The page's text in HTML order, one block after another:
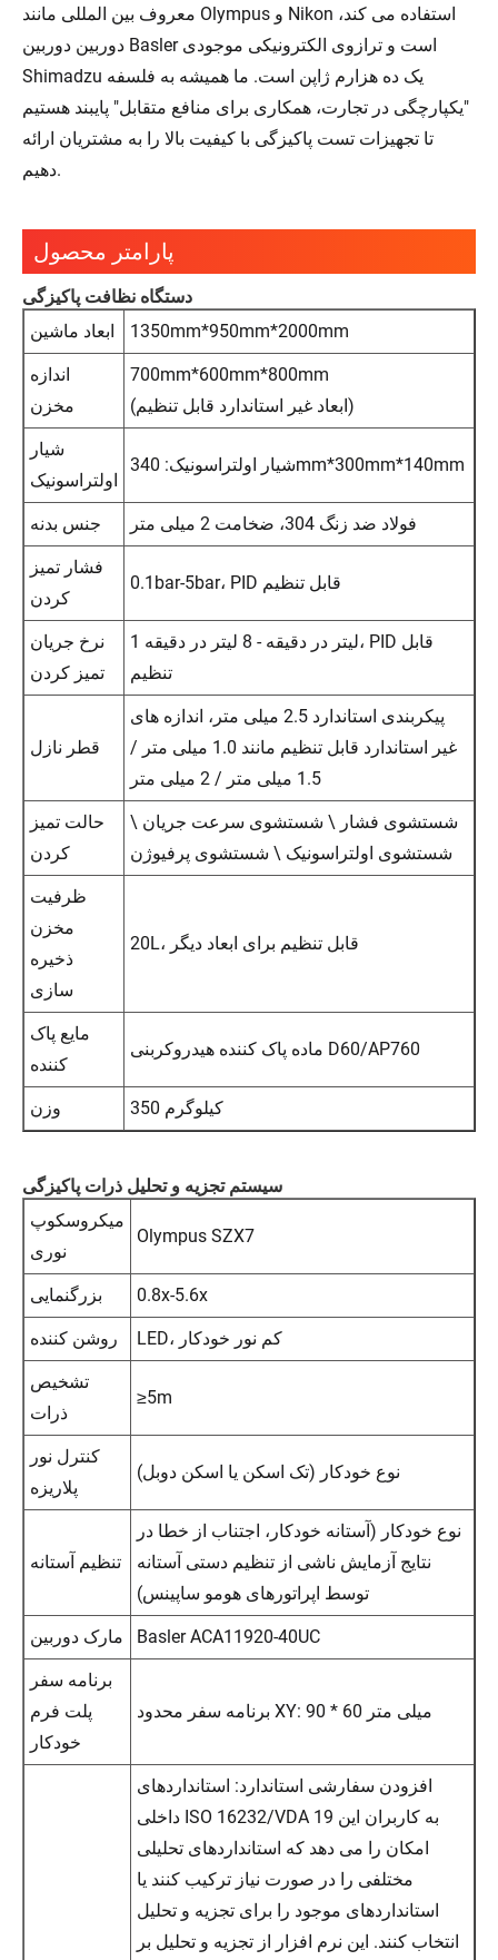
معروف بین المللی مانند Olympus و Nikon استفاده می کند،
دوربین دوربین Basler است و ترازوی الکترونیکی موجودی
Shimadzu یک ده هزارم ژاپن است. ما همیشه به فلسفه
"یکپارچگی در تجارت، همکاری برای منافع متقابل" پایبند هستیم
تا تجهیزات تست پاکیزگی با کیفیت بالا را به مشتریان ارائه
دهیم.
پارامتر محصول
دستگاه نظافت پاکیزگی
ابعاد ماشین
1350mm*950mm*2000mm
اندازه
مخزن
700mm*600mm*800mm
(ابعاد غیر استاندارد قابل تنظیم)
شیار
اولتراسونیک
شیار اولتراسونیک: 340mm*300mm*140mm
جنس بدنه فولاد ضد زنگ 304، ضخامت 2 میلی متر
فشار تمیز
کردن
0.1bar-5bar، PID قابل تنظیم
نرخ جریان
تمیز کردن
1 لیتر در دقیقه - 8 لیتر در دقیقه، PID قابل
تنظیم
قطر نازل
پیکربندی استاندارد 2.5 میلی متر، اندازه های
غیر استاندارد قابل تنظیم مانند 1.0 میلی متر /
1.5 میلی متر / 2 میلی متر
حالت تمیز
کردن
شستشوی فشار \ شستشوی سرعت جریان \
شستشوی اولتراسونیک \ شستشوی پرفیوژن
ظرفیت
مخزن
ذخیره
سازی
20L، قابل تنظیم برای ابعاد دیگر
مایع پاک
کننده
ماده پاک کننده هیدروکربنی D60/AP760
وزن 350 کیلوگرم
سیستم تجزیه و تحلیل ذرات پاکیزگی
میکروسکوپ
نوری
Olympus SZX7
بزرگنمایی 0.8x-5.6x
روشن کننده LED، کم نور خودکار
تشخیص
ذرات
≥5m
کنترل نور
پلاریزه
نوع خودکار (تک اسکن یا اسکن دوبل)
تنظیم آستانه
نوع خودکار (آستانه خودکار، اجتناب از خطا در
نتایج آزمایش ناشی از تنظیم دستی آستانه
توسط اپراتورهای هومو ساپینس)
مارک دوربین Basler ACA11920-40UC
برنامه سفر
پلت فرم
خودکار
برنامه سفر محدود XY: 90 * 60 میلی متر
افزودن سفارشی استاندارد: استانداردهای
داخلی ISO 16232/VDA 19 به کاربران این
امکان را می دهد که استانداردهای تحلیلی
مختلفی را در صورت نیاز ترکیب کنند یا
استانداردهای موجود را برای تجزیه و تحلیل
انتخاب کنند. این نرم افزار از تجزیه و تحلیل بر